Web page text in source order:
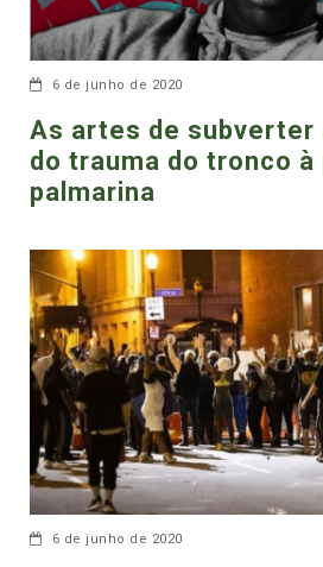
6 de junho de 2020
As artes de subverter
do trauma do tronco à
palmarina
6 de junho de 2020